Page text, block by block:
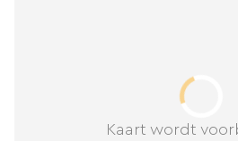
Kaart wordt